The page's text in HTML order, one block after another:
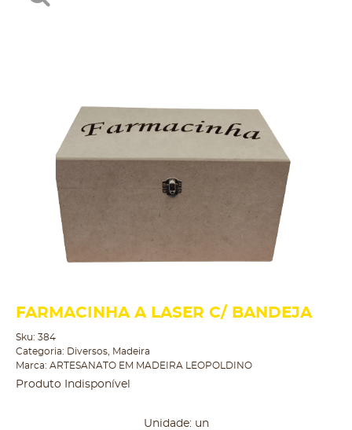
FARMACINHA A LASER C/ BANDEJA
Sku: 384
Categoria: Diversos
Madeira
Marca: ARTESANATO EM MADEIRA LEOPOLDINO
Produto Indisponível
Unidade: un